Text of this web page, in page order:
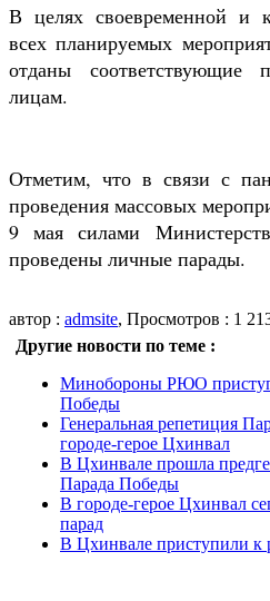
В целях своевременной и
всех планируемых
отданы соответствующие
лицам.
Отметим, что в связи с
проведения массовых
9 мая силами
проведены личные парады.
автор : admsite, Просмотров : 1
Другие новости по теме :
Минобороны РЮО
Победы
Генеральная репетиция
городе-герое Цхинвал
В Цхинвале прошла
Парада Победы
В городе-герое Цхинвал
парад
В Цхинвале приступили к